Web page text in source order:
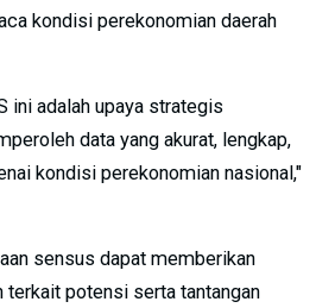
kondisi perekonomian daerah
ini adalah upaya strategis
data yang akurat, lengkap,
kondisi perekonomian nasional,"
sensus dapat memberikan
terkait potensi serta tantangan